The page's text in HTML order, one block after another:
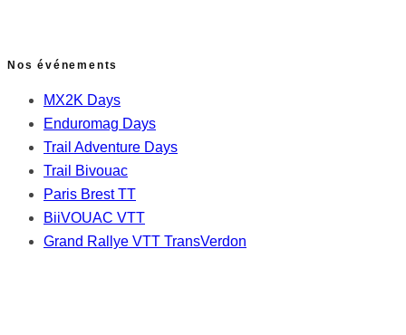
Nos événements
MX2K Days
Enduromag Days
Trail Adventure Days
Trail Bivouac
Paris Brest TT
BiiVOUAC VTT
Grand Rallye VTT TransVerdon